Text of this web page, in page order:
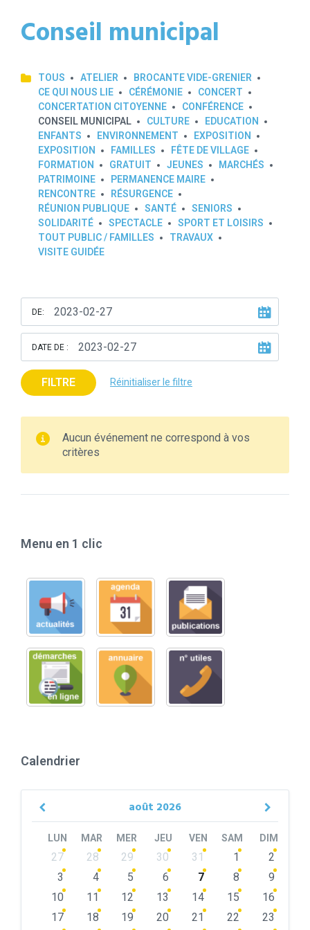
Conseil municipal
TOUS ATELIER
BROCANTE VIDE-GRENIER
CE QUI NOUS LIE
CÉRÉMONIE
CONCERT
CONCERTATION CITOYENNE
CONFÉRENCE
CONSEIL MUNICIPAL
CULTURE
EDUCATION
ENFANTS
ENVIRONNEMENT
EXPOSITION
EXPOSITION
FAMILLES
FÊTE DE VILLAGE
FORMATION
GRATUIT JEUNES
MARCHÉS
PATRIMOINE
PERMANENCE MAIRE
RENCONTRE
RÉSURGENCE
RÉUNION PUBLIQUE
SANTÉ
SENIORS
SOLIDARITÉ
SPECTACLE
SPORT ET LOISIRS
TOUT PUBLIC / FAMILLES
TRAVAUX
VISITE GUIDÉE
DE:
DATE DE :
FILTRE Réinitialiser le filtre
Aucun événement ne correspond à vos
critères
Menu en 1 clic
Calendrier
août 2026
Previous
LUN MAR MER JEU VEN SAM DIM
Skip
calendar
27 28 29 30 31 1
2
3
4 5 6 7 8
9
10
11 12 13 14 15
16
17
18 19 20 21 22
23